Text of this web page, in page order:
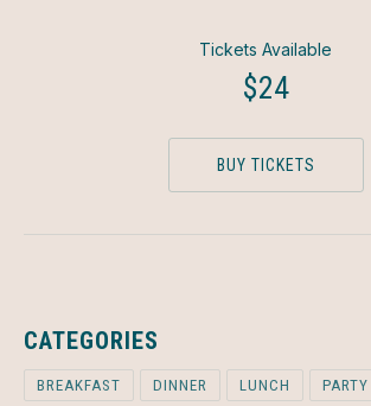
Tickets Available
$24
BUY TICKETS
CATEGORIES
BREAKFAST DINNER LUNCH PARTY